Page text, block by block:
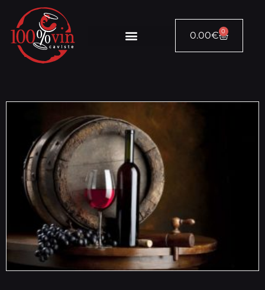
0.00€ 0